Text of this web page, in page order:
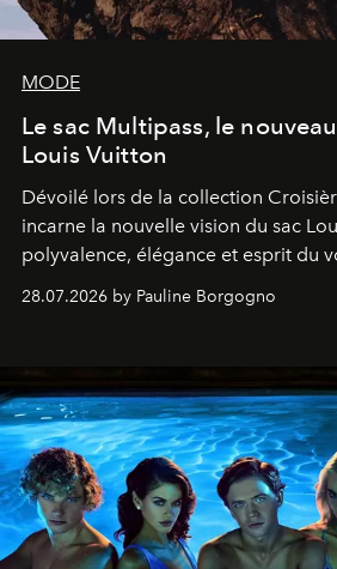
MODE
Le sac Multipass, le
Louis Vuitton
Dévoilé lors de la collection
incarne la nouvelle vision du sac
polyvalence, élégance et esprit du
28.07.2026 by Pauline Borgogno